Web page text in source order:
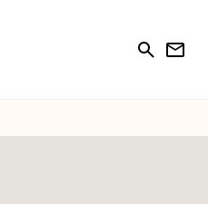
search newsletter